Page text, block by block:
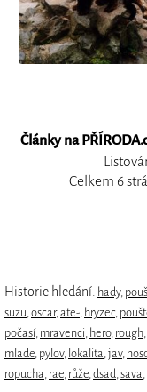
Články na
Celkem 6
Historie hledání: hady,
suzu oscar, ate- hryzec,
počasí, mravenci hero, rough
mlade pylov, lokalita jav,
ropucha rae růže dsad sava